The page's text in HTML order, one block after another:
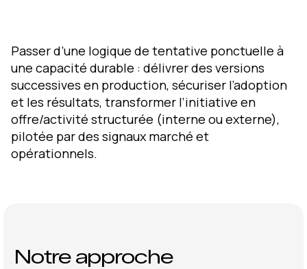
Passer d’une logique de tentative ponctuelle à
une capacité durable : délivrer des versions
successives en production, sécuriser l’adoption
et les résultats, transformer l’initiative en
offre/activité structurée (interne ou externe),
pilotée par des signaux marché et
opérationnels.
Notre approche